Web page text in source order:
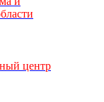
центр